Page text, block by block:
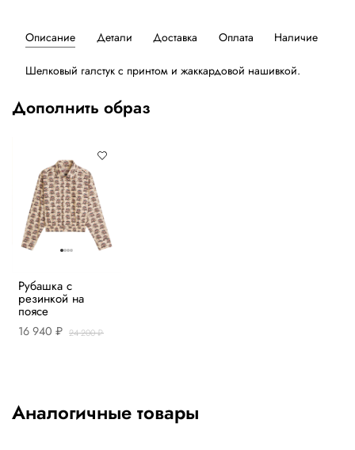
Описание Детали Доставка Оплата Наличие
Шелковый галстук с принтом и жаккардовой нашивкой.
Дополнить образ
Рубашка с
резинкой на
поясе
16 940 ₽ 24 200 ₽
Аналогичные товары